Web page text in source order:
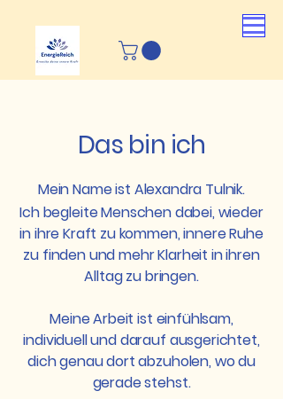
Das bin ich
Mein Name ist Alexandra Tulnik.
Ich begleite Menschen dabei, wieder
in ihre Kraft zu kommen, innere Ruhe
zu finden und mehr Klarheit in ihren
Alltag zu bringen.
Meine Arbeit ist einfühlsam,
individuell und darauf ausgerichtet,
dich genau dort abzuholen, wo du
gerade stehst.